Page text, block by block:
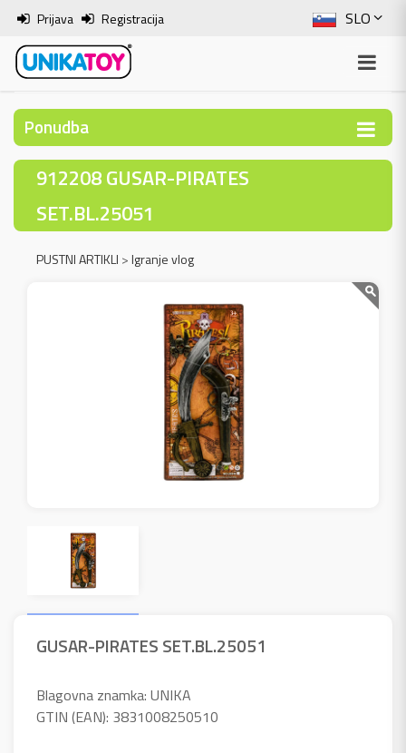
SLO
ENG
ITA
Prijava Registracija
Ponudba
912208 GUSAR-PIRATES
SET.BL.25051
PUSTNI ARTIKLI >Igranje vlog
GUSAR-PIRATES SET.BL.25051
Blagovna znamka: UNIKA
GTIN (EAN): 3831008250510